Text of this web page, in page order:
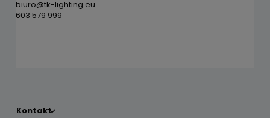
biuro@tk-lighting.eu
603 579 999
Kontakt